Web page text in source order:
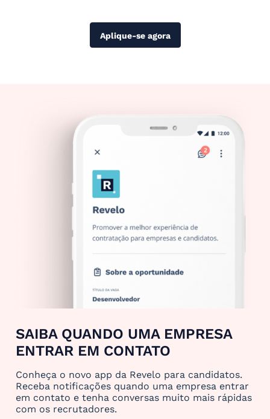
Aplique-se agora
SAIBA QUANDO UMA EMPRESA
ENTRAR EM CONTATO
Conheça o novo app da Revelo para candidatos.
Receba notificações quando uma empresa entrar
em contato e tenha conversas muito mais rápidas
com os recrutadores.